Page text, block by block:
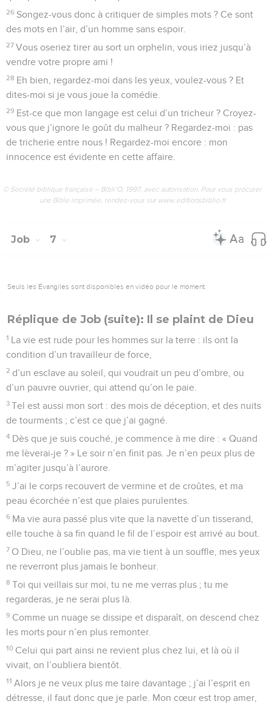
26 Songez-vous donc à critiquer de simples mots ? Ce sont
des mots en l’air, d’un homme sans espoir.
27 Vous oseriez tirer au sort un orphelin, vous iriez jusqu’à
vendre votre propre ami !
28 Eh bien, regardez-moi dans les yeux, voulez-vous ? Et
dites-moi si je vous joue la comédie.
29 Est-ce que mon langage est celui d’un tricheur ? Croyez-
vous que j’ignore le goût du malheur ? Regardez-moi : pas
de tricherie entre nous ! Regardez-moi encore : mon
innocence est évidente en cette affaire.
© Société biblique française – Bibli’O, 1997, avec autorisation. Pour vous procurer
une Bible imprimée, rendez-vous sur www.editionsbiblio.fr
Job 7
Seuls les Évangiles sont disponibles en vidéo pour le moment.
Réplique de Job (suite): Il se plaint de Dieu
1 La vie est rude pour les hommes sur la terre : ils ont la
condition d’un travailleur de force,
2 d’un esclave au soleil, qui voudrait un peu d’ombre, ou
d’un pauvre ouvrier, qui attend qu’on le paie.
3 Tel est aussi mon sort : des mois de déception, et des nuits
de tourments ; c’est ce que j’ai gagné.
4 Dès que je suis couché, je commence à me dire : « Quand
me lèverai-je ? » Le soir n’en finit pas. Je n’en peux plus de
m’agiter jusqu’à l’aurore.
5 J’ai le corps recouvert de vermine et de croûtes, et ma
peau écorchée n’est que plaies purulentes.
6 Ma vie aura passé plus vite que la navette d’un tisserand,
elle touche à sa fin quand le fil de l’espoir est arrivé au bout.
7 O Dieu, ne l’oublie pas, ma vie tient à un souffle, mes yeux
ne reverront plus jamais le bonheur.
8 Toi qui veillais sur moi, tu ne me verras plus ; tu me
regarderas, je ne serai plus là.
9 Comme un nuage se dissipe et disparaît, on descend chez
les morts pour n’en plus remonter.
10 Celui qui part ainsi ne revient plus chez lui, et là où il
vivait, on l’oubliera bientôt.
11 Alors je ne veux plus me taire davantage ; j’ai l’esprit en
détresse, il faut donc que je parle. Mon cœur est trop amer,